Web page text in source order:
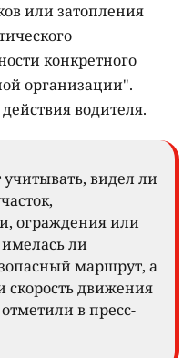
или затопления
конкретного
организации".
водителя.
видел ли
ограждения или
ли
маршрут, а
скорость движения
в пресс-